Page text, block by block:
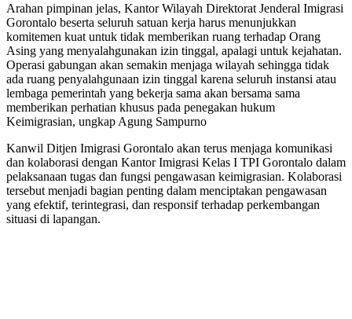
Arahan pimpinan jelas, Kantor Wilayah Direktorat Jenderal Imigrasi
Gorontalo beserta seluruh satuan kerja harus menunjukkan
komitemen kuat untuk tidak memberikan ruang terhadap Orang
Asing yang menyalahgunakan izin tinggal, apalagi untuk kejahatan.
Operasi gabungan akan semakin menjaga wilayah sehingga tidak
ada ruang penyalahgunaan izin tinggal karena seluruh instansi atau
lembaga pemerintah yang bekerja sama akan bersama sama
memberikan perhatian khusus pada penegakan hukum
Keimigrasian, ungkap Agung Sampurno
Kanwil Ditjen Imigrasi Gorontalo akan terus menjaga komunikasi
dan kolaborasi dengan Kantor Imigrasi Kelas I TPI Gorontalo dalam
pelaksanaan tugas dan fungsi pengawasan keimigrasian. Kolaborasi
tersebut menjadi bagian penting dalam menciptakan pengawasan
yang efektif, terintegrasi, dan responsif terhadap perkembangan
situasi di lapangan.